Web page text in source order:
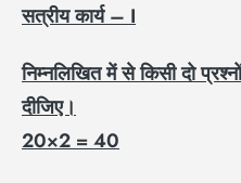
सत्रीय कार्य – I
निम्नलिखित में से किसी दो
दीजिए।
20×2 = 40